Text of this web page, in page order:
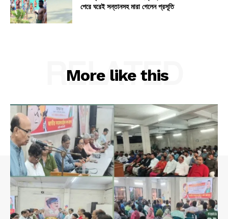
পেরে ঘরেই সন্তানসহ মারা গেলেন প্রসূতি
More like this
RELATED